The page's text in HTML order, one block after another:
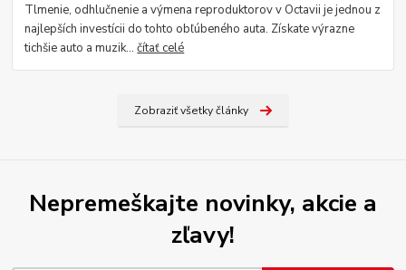
Tlmenie, odhlučnenie a výmena reproduktorov v Octavii je jednou z
najlepších investícii do tohto obľúbeného auta. Získate výrazne
tichšie auto a muzik...čítať celé
Zobraziť všetky články
Nepremeškajte novinky, akcie a
zľavy!